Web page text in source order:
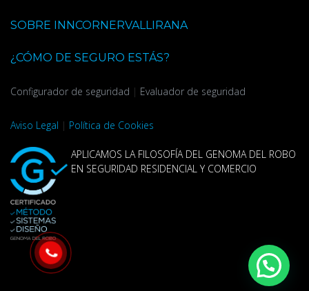
SOBRE INNCORNERVALLIRANA
¿CÓMO DE SEGURO ESTÁS?
Configurador de seguridad | Evaluador de seguridad
Aviso Legal | Política de Cookies
APLICAMOS LA FILOSOFÍA DEL GENOMA DEL ROBO
EN SEGURIDAD RESIDENCIAL Y COMERCIO